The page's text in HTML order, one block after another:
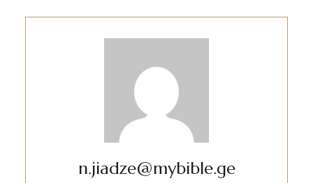
n.jiadze@mybible.ge